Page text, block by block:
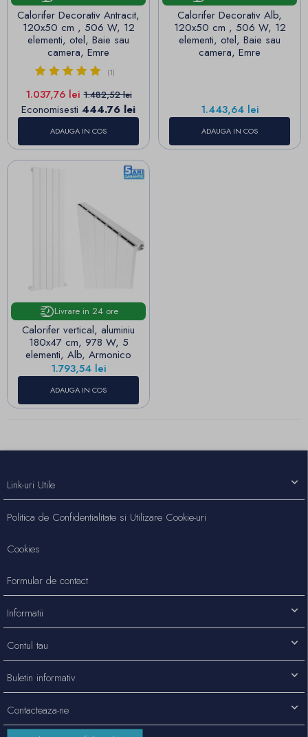
Calorifer Decorativ Antracit,
120x50 cm , 506 W, 12
elementi, otel, Baie sau
camera, Emre
(1)
Pret
1.037,76 leiPret de baza
1.482,52 lei
Economisesti 444.76 lei
ADAUGA IN COS
Calorifer Decorativ Alb,
120x50 cm , 506 W, 12
elementi, otel, Baie sau
camera, Emre
Pret
1.443,64 lei
ADAUGA IN COS
Livrare in 24 ore
Calorifer vertical, aluminiu
180x47 cm, 978 W, 5
elementi, Alb, Armonico
Pret
1.793,54 lei
ADAUGA IN COS
Contacteaza-ne
Link-uri Utile
Politica de Confidentialitate si Utilizare Cookie-uri
Cookies
Formular de contact
Informatii
Contul tau
Buletin informativ